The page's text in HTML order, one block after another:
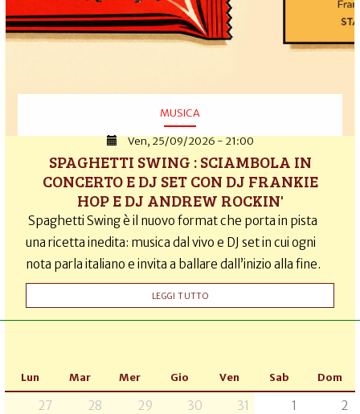
MUSICA
Ven, 25/09/2026 - 21:00
SPAGHETTI SWING : SCIAMBOLA IN
CONCERTO E DJ SET CON DJ FRANKIE
HOP E DJ ANDREW ROCKIN'
Spaghetti Swing è il nuovo format che porta in pista
una ricetta inedita: musica dal vivo e DJ set in cui ogni
nota parla italiano e invita a ballare dall’inizio alla fine.
LEGGI TUTTO
Lun Mar Mer Gio Ven Sab Dom
27 28 29 30 31 1
2